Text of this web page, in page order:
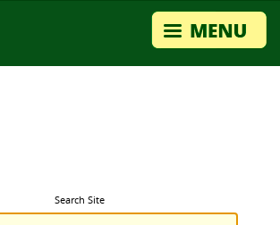
Search Site